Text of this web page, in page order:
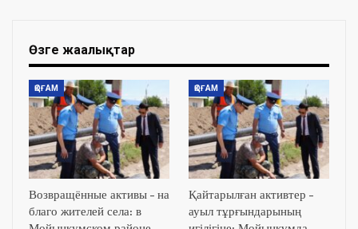
Өзге жаңалықтар
ҚОҒАМ
Возвращённые активы – на
благо жителей села: в
ҚОҒАМ
Қайтарылған активтер –
ауыл тұрғындарының